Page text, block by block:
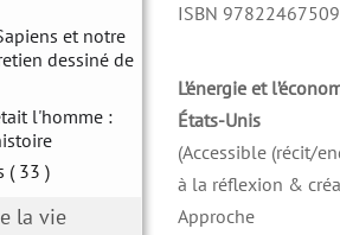
et notre
dessiné de
l'homme :
( 33 )
la vie
ISBN
L’énergie et
États-Unis
(Accessible (récit/
à la réflexion &
Approche